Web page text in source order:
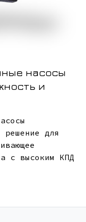
насосы
и
решение для
с высоким КПД